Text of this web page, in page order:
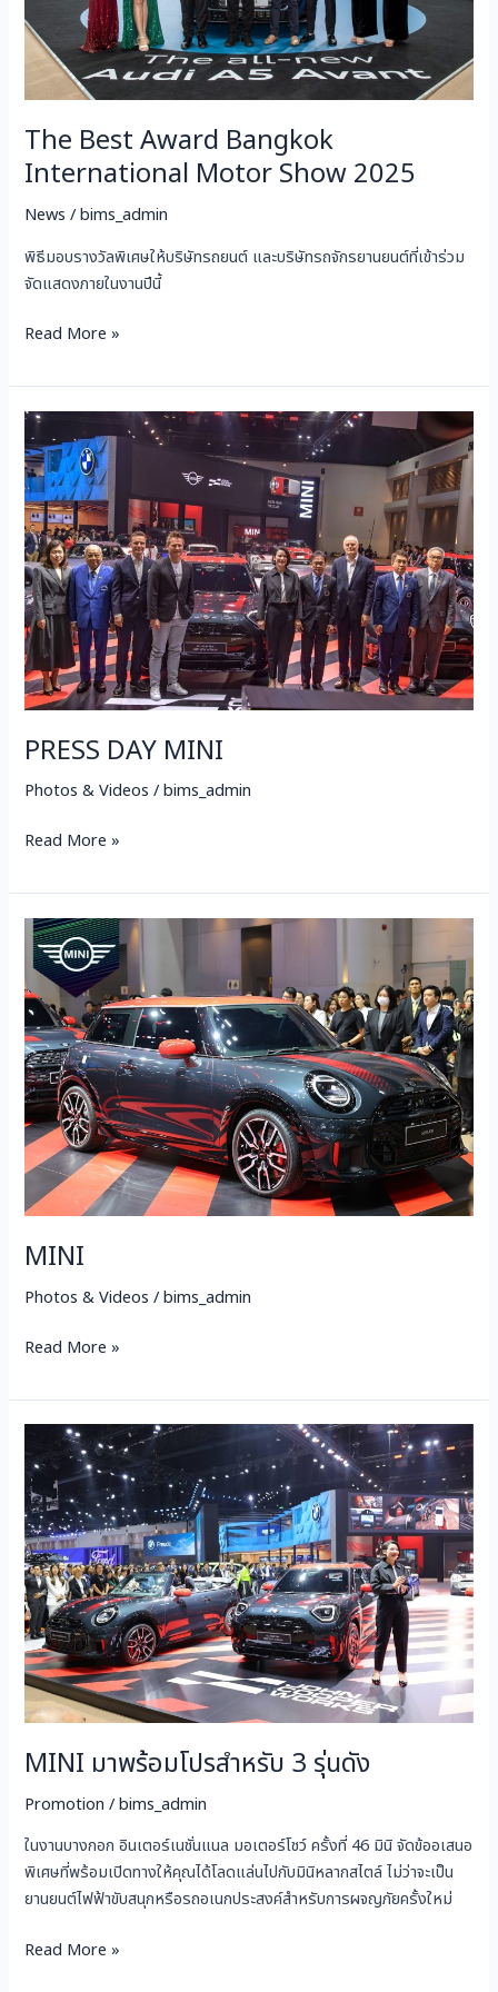
The Best Award Bangkok
International Motor Show 2025
News /bims_admin
พิธีมอบรางวัลพิเศษให้บริษัทรถยนต์ และบริษัทรถจักรยานยนต์ที่เข้าร่วม
จัดแสดงภายในงานปีนี้
Read More »
PRESS DAY MINI
Photos & Videos /bims_admin
PRESS
DAY
MINI
Read More »
MINI
Photos & Videos /bims_admin
MINI
Read More »
MINI มาพร้อมโปรสำหรับ 3 รุ่นดัง
Promotion /bims_admin
ในงานบางกอก อินเตอร์เนชั่นแนล มอเตอร์โชว์ ครั้งที่ 46 มินิ จัดข้ออเสนอ
พิเศษที่พร้อมเปิดทางให้คุณได้โลดแล่นไปกับมินิหลากสไตล์ ไม่ว่าจะเป็น
ยานยนต์ไฟฟ้าขับสนุกหรือรถอเนกประสงค์สำหรับการผจญภัยครั้งใหม่
มา
พร้อม
โปร
สำหรับ
3
รุ่น
ดัง
Read More »